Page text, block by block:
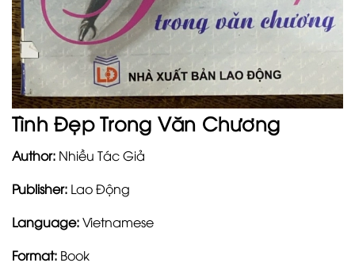
Tình Đẹp Trong Văn Chương
Author: Nhiều Tác Giả
Publisher: Lao Động
Language:Vietnamese
Format: Book